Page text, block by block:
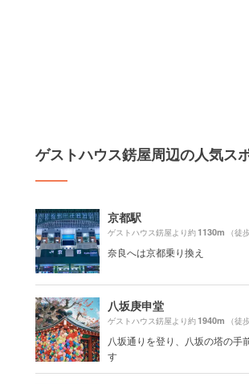
ゲストハウス錺屋周辺の人気ス
京都駅
ゲストハウス錺屋より約1130m （徒
奈良へは京都乗り換え
八坂庚申堂
ゲストハウス錺屋より約1940m （徒
八坂通りを登り、八坂の塔の手
す